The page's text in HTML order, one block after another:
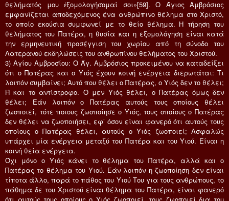
θελήματός μου ἐξομολογήσομαί σοι»[59]. Ο Άγιος Αμβρόσιος
εμφανίζεται αποδεχόμενος ένα ανθρώπινο θέλημα στο Χριστό,
το οποίο εκούσια συμφωνεί με το θείο θέλημα. Η τήρηση του
θελήματος του Πατέρα, η θυσία και η εξομολόγηση είναι κατά
την ερμηνευτική προσέγγιση του χωρίου από τη σύνοδο του
Λατερανού εκδηλώσεις του ανθρωπίνου θελήματος του Χριστού.
3) Αγίου Αμβροσίου: Ο Άγ. Αμβρόσιος προκειμένου να καταδείξει
ότι ο Πατέρας και ο Υιός έχουν κοινή ενέργεια διερωτάται: Τι
λοιπόν συμβαίνει; Αυτό που θέλει ο Πατέρας, ο Υιός δεν το θέλει;
Ή και το αντίστροφο. Ο μεν Υιός θέλει, ο Πατέρας όμως δεν
θέλει; Εάν λοιπόν ο Πατέρας αυτούς τους οποίους θέλει
ζωοποιεί, τότε ποιους ζωοποίησε ο Υιός, τους οποίους ο Πατέρας
δεν θέλει να ζωοποιήσει, εφ’ όσον είναι φανερό ότι αυτούς τους
οποίους ο Πατέρας θέλει, αυτούς ο Υιός ζωοποιεί; Ασφαλώς
υπάρχει μία ενέργεια μεταξύ του Πατέρα και του Υιού. Είναι η
κοινή θεία ενέργεια.
Όχι μόνο ο Υιός κάνει το θέλημα του Πατέρα, αλλά και ο
Πατέρας το θέλημα του Υιού. Εάν λοιπόν η ζωοποίηση δεν είναι
τίποτα άλλο, παρά το πάθος του Υιού Του για τους ανθρώπους, το
πάθημα δε του Χριστού είναι θέλημα του Πατέρα, είναι φανερό